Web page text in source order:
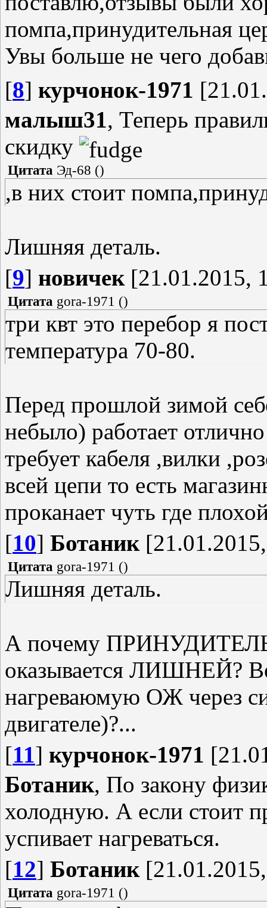
помпа,принудительная
Увы больше не чего
[8] курчонок-1971
малыш31, Теперь
скидку
Цитата Эд-68 ()
,в них стоит
Лишняя деталь.
[9] новичек[21.01.2015,
Цитата gora-1971 ()
три квт это перебор я
температура 70-80.
Перед прошлой зимой
небыло) работает
требует кабеля ,вилки
всей цепи то есть
проканает чуть где
[10] Ботаник
Цитата gora-1971 ()
Лишняя деталь.
А почему
оказывается ЛИШНЕЙ?
нагреваюмую ОЖ через
двигателе)?...
[11] курчонок-1971
Ботаник, По закону
холодную. А если стоит
успивает нагреваться.
[12] Ботаник
Цитата gora-1971 ()